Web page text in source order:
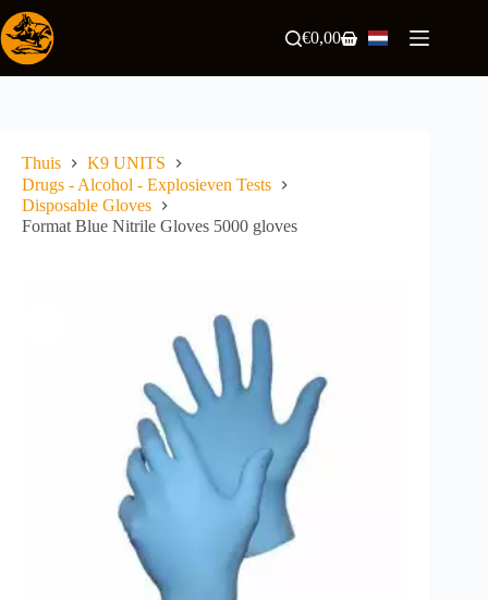
naar
de
inhoud
Winkelwagen
€0,00
Thuis
K9 UNITS
Drugs - Alcohol - Explosieven Tests
Disposable Gloves
Format Blue Nitrile Gloves 5000 gloves